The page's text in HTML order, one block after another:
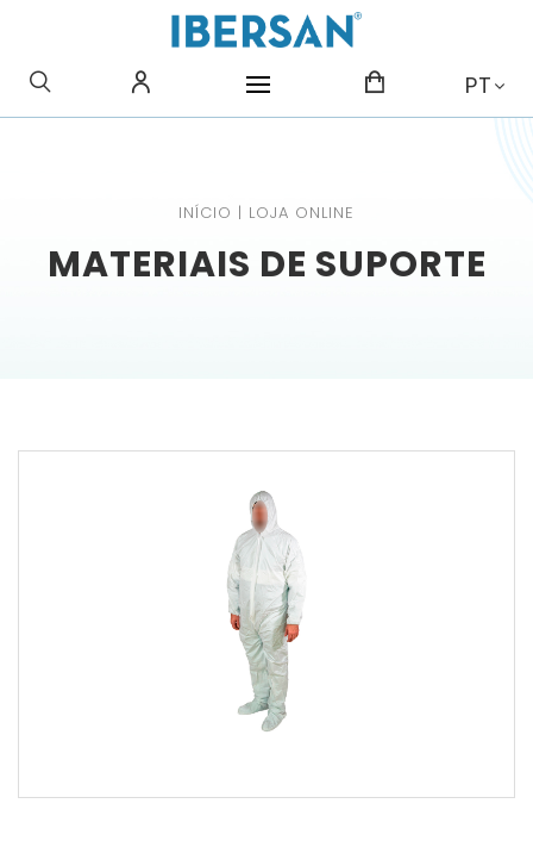
PT
INÍCIO | LOJA ONLINE
MATERIAIS DE SUPORTE
O QUE PROCURA?